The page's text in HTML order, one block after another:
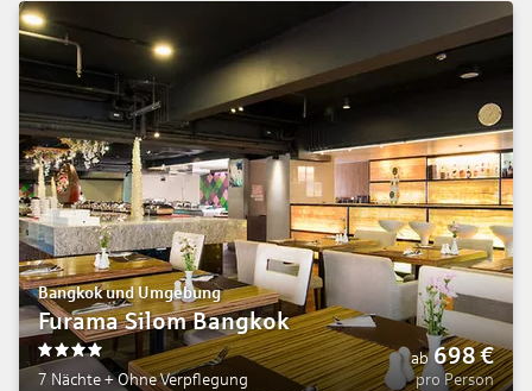
Bangkok und Umgebung
Furama Silom Bangkok
4
7 Nächte +Ohne Verpflegung
ab 698€
pro Person